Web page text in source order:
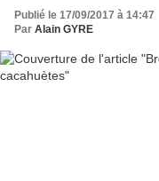
Publié le 17/09/2017 à 14:47
Par Alain GYRE